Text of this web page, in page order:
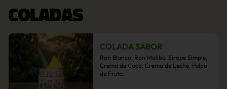
COLADAS
COLADA SABOR
Ron Blanco, Ron Malibú, Sirope Simple,
Crema de Coco, Crema de Leche, Pulpa
de Fruta.